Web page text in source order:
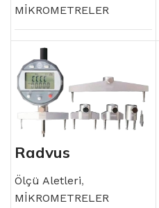
MİKROMETRELER
Radyus
Komparatörü
Ölçü Aletleri,
MİKROMETRELER